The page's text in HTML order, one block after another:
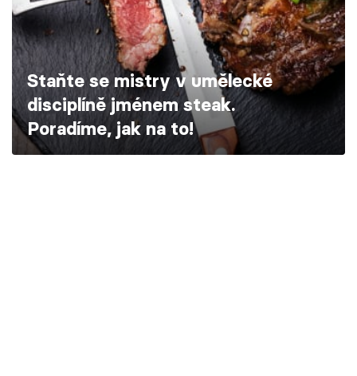
Škola vaření
Recepty z TV
Speciál: Cuketa
Těhotnej kuchař
Staňte se mistry v umělecké
disciplíně jménem steak.
Poradíme, jak na to!